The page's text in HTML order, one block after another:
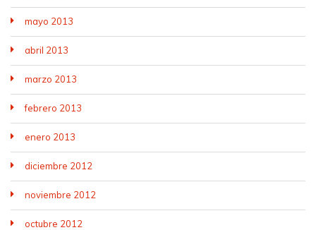
mayo 2013
abril 2013
marzo 2013
febrero 2013
enero 2013
diciembre 2012
noviembre 2012
octubre 2012